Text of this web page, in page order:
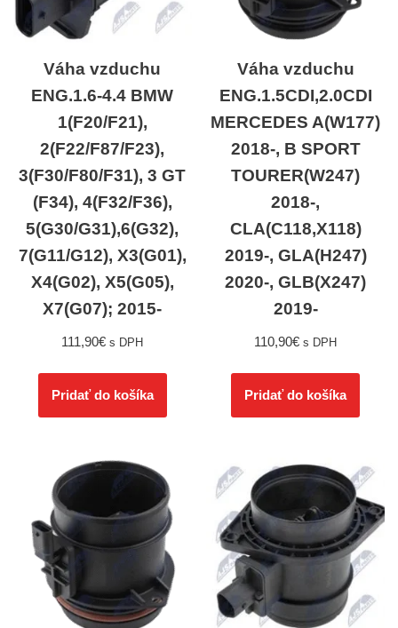
Váha vzduchu
ENG.1.6-4.4 BMW
1(F20/F21),
2(F22/F87/F23),
3(F30/F80/F31), 3 GT
(F34), 4(F32/F36),
5(G30/G31),6(G32),
7(G11/G12), X3(G01),
X4(G02), X5(G05),
X7(G07); 2015-
111,90€ s DPH
Pridať do košíka
Váha vzduchu
ENG.1.5CDI,2.0CDI
MERCEDES A(W177)
2018-, B SPORT
TOURER(W247)
2018-,
CLA(C118,X118)
2019-, GLA(H247)
2020-, GLB(X247)
2019-
110,90€ s DPH
Pridať do košíka